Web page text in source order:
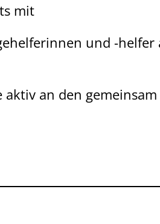
mit
und -
an den